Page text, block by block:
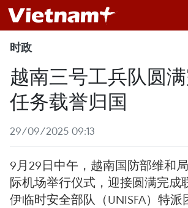
时政
越南三号工兵队圆
任务载誉归国
29/09/2025 09:13
9月29日中午，越南国防部维和
际机场举行仪式，迎接圆满完成
伊临时安全部队（UNISFA）特